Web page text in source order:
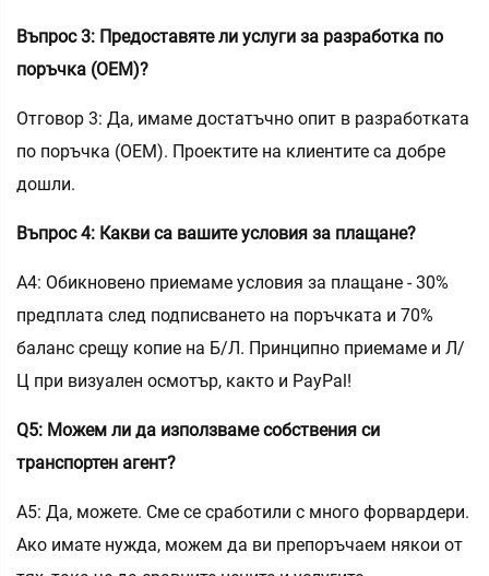
Въпрос 3: Предоставяте ли услуги за разработка по
поръчка (OEM)?
Отговор 3: Да, имаме достатъчно опит в разработката
по поръчка (OEM). Проектите на клиентите са добре
дошли.
Въпрос 4: Какви са вашите условия за плащане?
A4: Обикновено приемаме условия за плащане - 30%
предплата след подписването на поръчката и 70%
баланс срещу копие на Б/Л. Принципно приемаме и Л/
Ц при визуален осмотър, както и PayPal!
Q5: Можем ли да използваме собствения си
транспортен агент?
A5: Да, можете. Сме се сработили с много форвардери.
Ако имате нужда, можем да ви препоръчаем някои от